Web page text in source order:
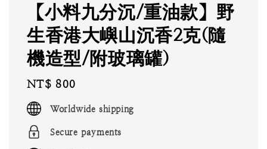
【小料九分沉/重油款】野
生香港大嶼山沉香2克(隨
機造型/附玻璃罐)
Regular
price
NT$ 800
Worldwide shipping
Secure payments